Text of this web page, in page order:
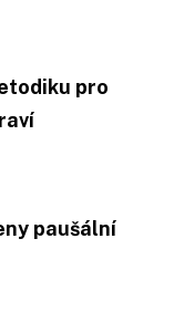
pro
paušální